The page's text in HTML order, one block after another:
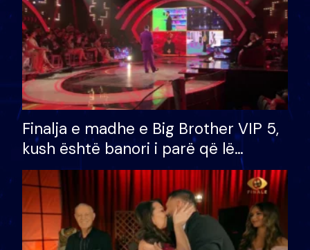
Finalja e madhe e Big Brother VIP 5,
kush është banori i parë që lë
shtëpinë dhe humb mundësinë për
të fituar çmimin e madh